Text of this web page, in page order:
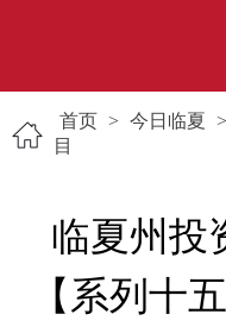
首页 > 今日临夏 >
目
临夏州投
【系列十